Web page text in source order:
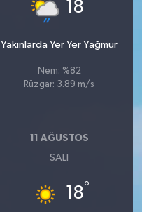
18
Yakınlarda Yer Yer Yağmur
Nem: %82
Rüzgar: 3.89 m/s
11 AĞUSTOS
SALI
18°